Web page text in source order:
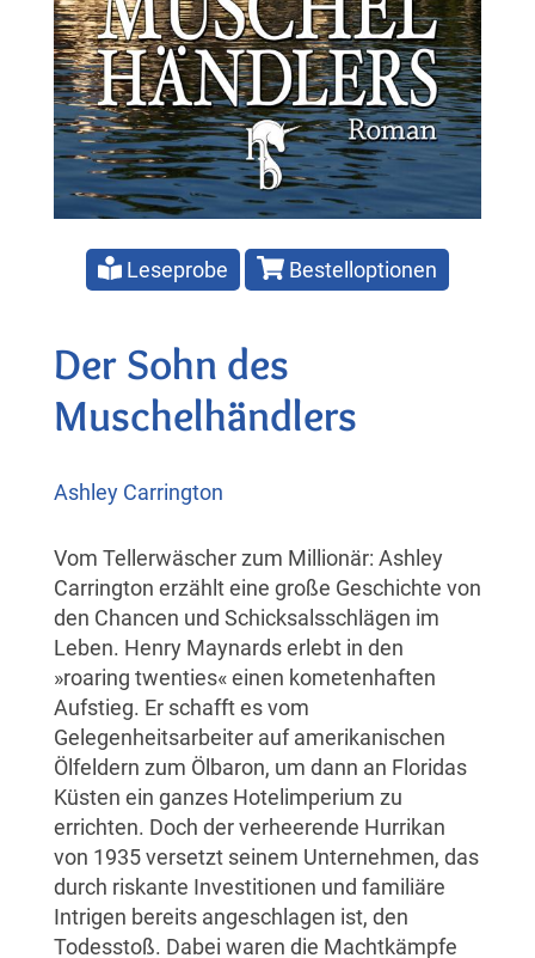
Leseprobe Bestelloptionen
Der Sohn des
Muschelhändlers
Ashley Carrington
Vom Tellerwäscher zum Millionär: Ashley
Carrington erzählt eine große Geschichte von
den Chancen und Schicksalsschlägen im
Leben. Henry Maynards erlebt in den
»roaring twenties« einen kometenhaften
Aufstieg. Er schafft es vom
Gelegenheitsarbeiter auf amerikanischen
Ölfeldern zum Ölbaron, um dann an Floridas
Küsten ein ganzes Hotelimperium zu
errichten. Doch der verheerende Hurrikan
von 1935 versetzt seinem Unternehmen, das
durch riskante Investitionen und familiäre
Intrigen bereits angeschlagen ist, den
Todesstoß. Dabei waren die Machtkämpfe